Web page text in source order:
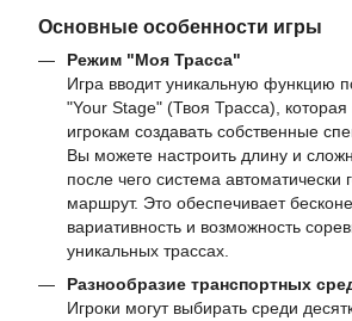
Основные особенности игры
Режим "Моя Трасса"
Игра вводит уникальную функцию
"Your Stage" (Твоя Трасса), которая
игрокам создавать собственные
Вы можете настроить длину и
после чего система автоматически
маршрут. Это обеспечивает
вариативность и возможность
уникальных трассах.
Разнообразие транспортных
Игроки могут выбирать среди